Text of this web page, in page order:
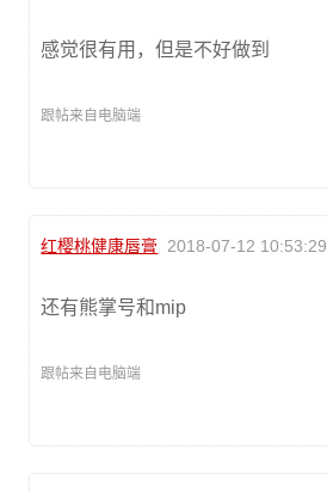
感觉很有用，但是不好做到
跟帖来自电脑端
红樱桃健康唇膏 2018-07-12 10:53:29
还有熊掌号和mip
跟帖来自电脑端